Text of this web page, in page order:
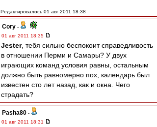
Редактировалось 01 авг 2011 18:38
Cory -
01 авг 2011 18:35
Jester, тебя сильно беспокоит справедливость
в отношении Перми и Самары? У двух
играющих команд условия равны, остальным
должно быть равномерно пох, календарь был
известен сто лет назад, как и окна. Чего
страдать?
Pasha80 -
01 авг 2011 18:31